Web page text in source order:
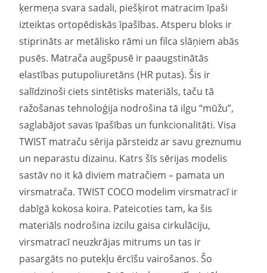
ķermeņa svara sadali, piešķirot matracim īpaši
izteiktas ortopēdiskās īpašības. Atsperu bloks ir
stiprināts ar metālisko rāmi un filca slāņiem abās
pusēs. Matrača augšpusē ir paaugstinātās
elastības putupoliuretāns (HR putas). Šis ir
salīdzinoši ciets sintētisks materiāls, taču tā
ražošanas tehnoloģija nodrošina tā ilgu “mūžu”,
saglabājot savas īpašības un funkcionalitāti. Visa
TWIST matraču sērija pārsteidz ar savu greznumu
un neparastu dizainu. Katrs šīs sērijas modelis
sastāv no it kā diviem matračiem – pamata un
virsmatrača. TWIST COCO modelim virsmatracī ir
dabīgā kokosa koira. Pateicoties tam, ka šis
materiāls nodrošina izcilu gaisa cirkulāciju,
virsmatracī neuzkrājas mitrums un tas ir
pasargāts no putekļu ērcīšu vairošanos. Šo